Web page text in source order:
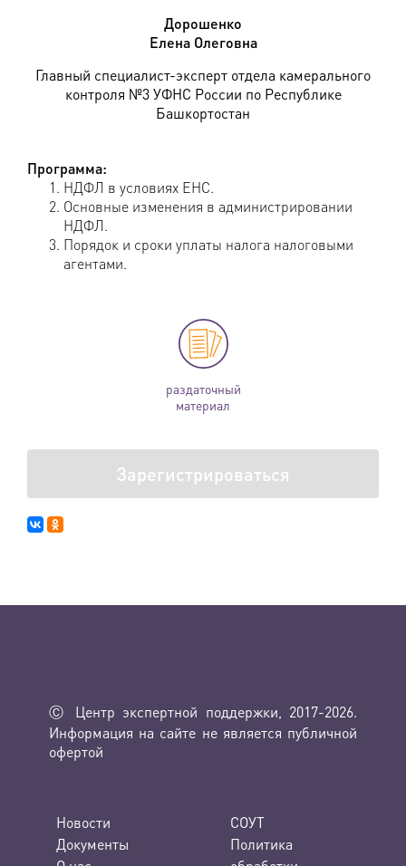
Дорошенко
Елена Олеговна
Главный специалист-эксперт отдела камерального
контроля №3 УФНС России по Республике
Башкортостан
Программа:
НДФЛ в условиях ЕНС.
Основные изменения в администрировании
НДФЛ.
Порядок и сроки уплаты налога налоговыми
агентами.
раздаточный
материал
Зарегистрироваться
Ⓒ Центр экспертной поддержки, 2017-2026.
Информация на сайте не является публичной
офертой
Новости
Документы
СОУТ
Политика